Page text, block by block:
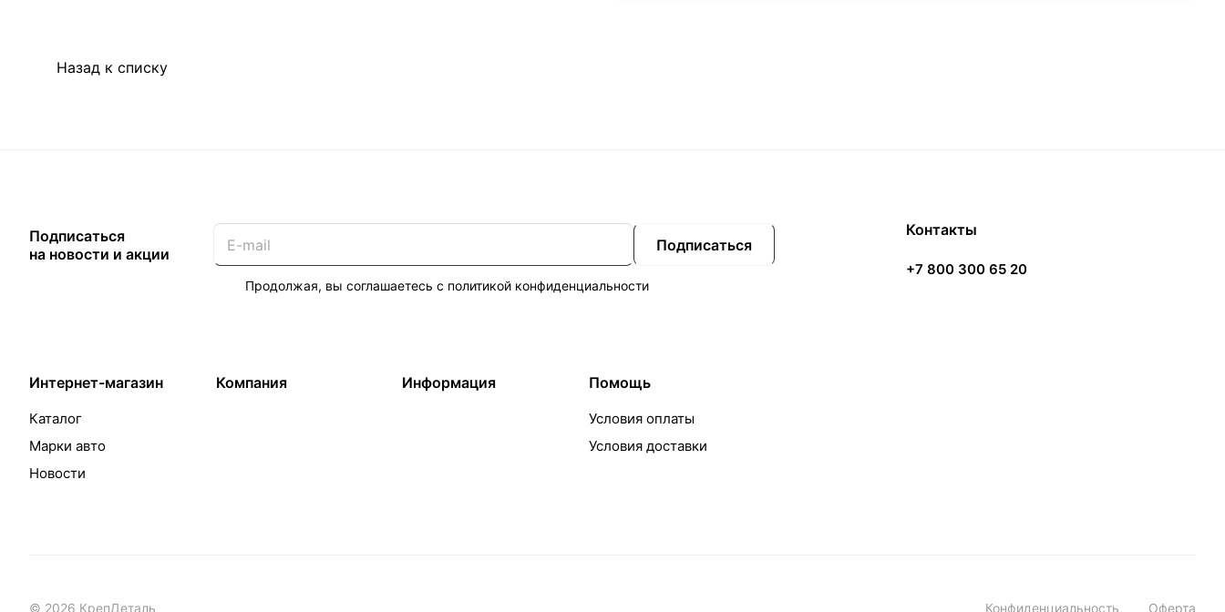
Назад к списку
Подписаться
на новости и акции
Подписаться
Продолжая, вы соглашаетесь с политикой конфиденциальности
Интернет-магазин
Каталог
Марки авто
Новости
Компания Информация Помощь
Условия оплаты
Условия доставки
Контакты
+7 800 300 65 20
© 2026 КрепДеталь Конфиденциальность Оферта